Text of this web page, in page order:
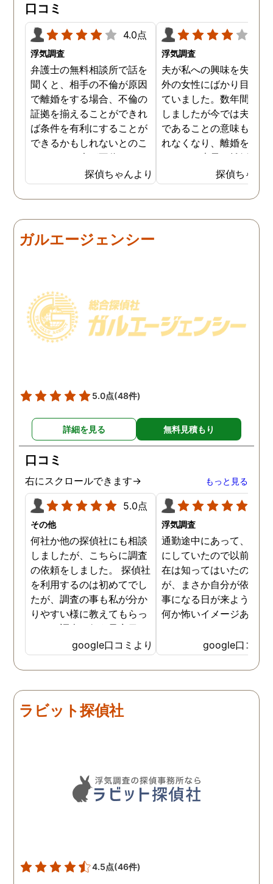
口コミ
4.0点
浮気調査
弁護士の無料相談所で話を
聞くと、相手の不倫が原因
で離婚をする場合、不倫の
証拠を揃えることができれ
ば条件を有利にすることが
できるかもしれないとのこ
とでした。夫が不倫をして
いるのは確実なのですが、
私の証言だけでは効力が弱
いようです。弁護士のアド
の証拠を集めてもらうこと
にしました。夫は私への関
とはしょっちゅうです。次
の休みも休日出勤と称して
家を空けているので、この
日に証拠集めをお願いしま
と会い、そのまま夜まで過
間もラブホテルの利用もし
たようで、たった一日で不
倫の証拠を揃えることがで
きました。
探偵ちゃんより
浮気調査
夫が私への興味を失くし
外の女性にばかり目を向
ていました。数年間は我
しましたが今では夫と夫
であることの意味も感じ
れなくなり、離婚を決意
ました。素早く離婚を成
させるためには夫の不倫
証拠を手に入れることが
っ取り早く、探偵に調査
行動パターンを伝え、予
必要な不倫の証拠も手に
れることができました。
探偵ちゃん
ガルエージェンシー
5.0点(48件)
詳細を見る 無料見積もり
口コミ
右にスクロールできます→ もっと見る
5.0点
その他
何社か他の探偵社にも相談
しましたが、こちらに調査
の依頼をしました。 探偵社
を利用するのは初めてでし
たが、調査の事も私が分か
りやすい様に教えてもらっ
たり、調査を行う予定日は
私の希望を聞いてもらいつ
つ、探偵さんのご意見も取
り入れ、細かく打ち合わせ
た。調査を行った日はその
日の報告を入れてくれたり
聞いて頂いたりと精神的に
も助かりました。 報告書や
調査の動画を見せてもらっ
ケアもしてもらったり色々
とお世話になりました！
google口コミより
浮気調査
通勤途中にあって、毎日
にしていたので以前から
在は知ってはいたのです
が、まさか自分が依頼す
事になる日が来ようと
何か怖いイメージありま
応も良く、安心して相談
きました。 調査後に弁
さんも紹介していただき
した！ありがとうござい
google口コミ
ラビット探偵社
4.5点(46件)